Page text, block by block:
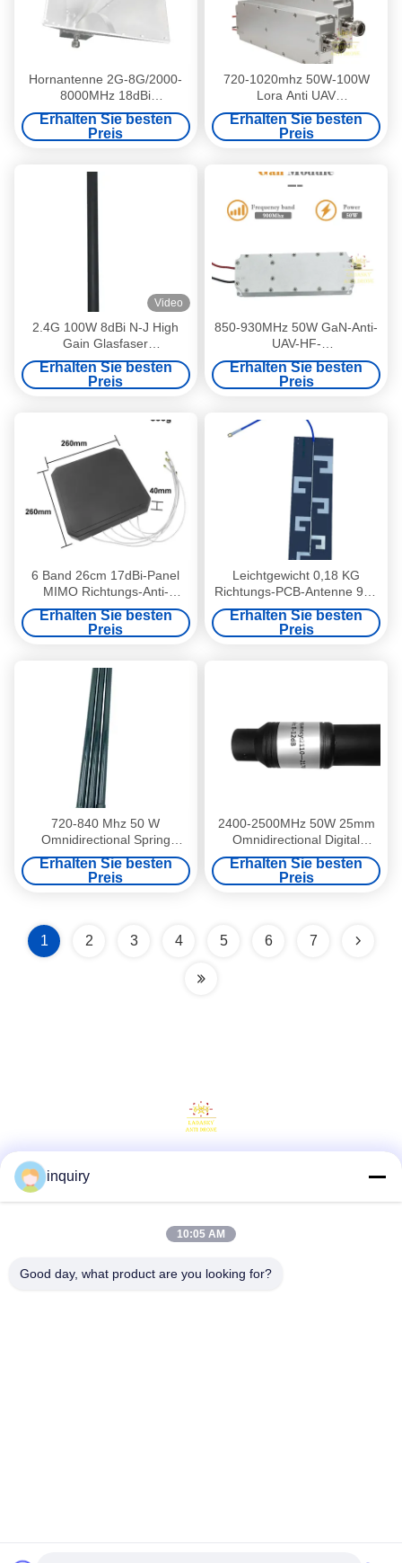
Hornantenne 2G-8G/2000-
8000MHz 18dBi
Hochleistungsantenne 2-8
GHz Antenne Anti-Drohnen-
Antenne Breitband
Erhalten Sie besten
Preis
720-1020mhz 50W-100W
Lora Anti UAV
Leistungsverstärker Modul
Kleine Größe Zähler Drohne
Erhalten Sie besten
Preis
Video
2.4G 100W 8dBi N-J High
Gain Glasfaser
Omnidirectional Antenne
Anti-Drohne 25x600mm
Erhalten Sie besten
Preis
850-930MHz 50W GaN-Anti-
UAV-HF-
Leistungsverstärkermodul
Erhalten Sie besten
Preis
6 Band 26cm 17dBi-Panel
MIMO Richtungs-Anti-
Drohnen-Antenne
Wasserdicht 840-5900 MHz
Erhalten Sie besten
Preis
Leichtgewicht 0,18 KG
Richtungs-PCB-Antenne 900
Mhz 1.5G 2.4G 5.8G für Anti-
Drohne
Erhalten Sie besten
Preis
720-840 Mhz 50 W
Omnidirectional Spring
Antenne für Anti-UAV-
Verbindung
Erhalten Sie besten
Preis
2400-2500MHz 50W 25mm
Omnidirectional Digital
Transmission Antenne für
UAV-Verteidigung
Erhalten Sie besten
Preis
1 2 3 4 5 6 7
© 2024-2026 Shenzhen Ladasky Technology Co.，Ltd - Alle. Alle
inquiry
10:05 AM
Good day, what product are you looking for?